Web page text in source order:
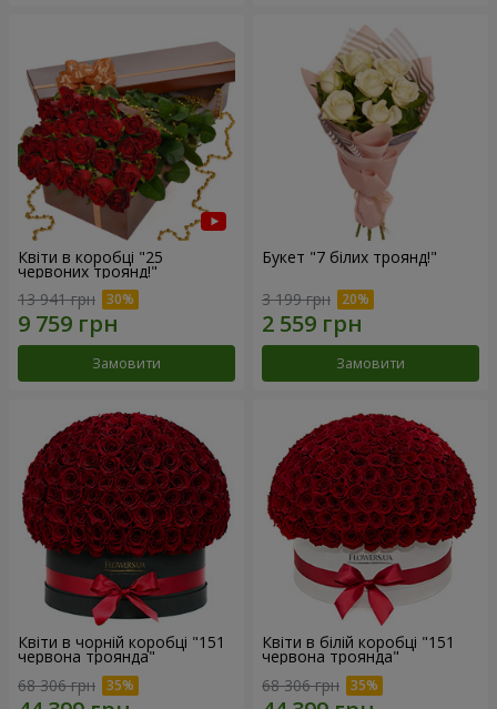
Квіти в коробці "25
червоних троянд!"
13 941 грн
Замовити
Букет "7 білих троянд!"
3 199 грн
Замовити
Квіти в чорній коробці "151
червона троянда"
68 306 грн
Квіти в білій коробці "151
червона троянда"
68 306 грн